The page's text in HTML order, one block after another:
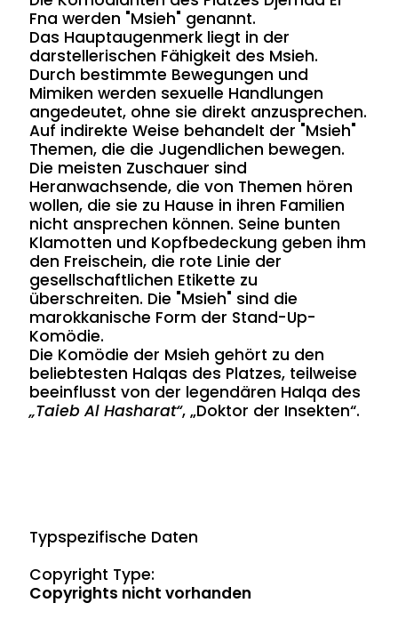
Fna werden "Msieh" genannt.
Das Hauptaugenmerk liegt in der
darstellerischen Fähigkeit des Msieh.
Durch bestimmte Bewegungen und
Mimiken werden sexuelle Handlungen
angedeutet, ohne sie direkt anzusprechen.
Auf indirekte Weise behandelt der "Msieh"
Themen, die die Jugendlichen bewegen.
Die meisten Zuschauer sind
Heranwachsende, die von Themen hören
wollen, die sie zu Hause in ihren Familien
nicht ansprechen können. Seine bunten
Klamotten und Kopfbedeckung geben ihm
den Freischein, die rote Linie der
gesellschaftlichen Etikette zu
überschreiten. Die "Msieh" sind die
marokkanische Form der Stand-Up-
Komödie.
Die Komödie der Msieh gehört zu den
beliebtesten Halqas des Platzes, teilweise
beeinflusst von der legendären Halqa des
„Taieb Al Hasharat“, „Doktor der Insekten“.
Typspezifische Daten
Copyright Type:
Copyrights nicht vorhanden